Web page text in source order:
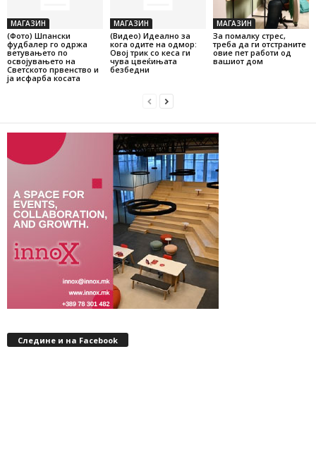
МАГАЗИН
(Фото) Шпански
фудбалер го одржа
ветувањето по
освојувањето на
Светското првенство и
ја исфарба косата
МАГАЗИН
(Видео) Идеално за
кога одите на одмор:
Овој трик со кеса ги
чува цвеќињата
безбедни
МАГАЗИН
За помалку стрес,
треба да ги отстраните
овие пет работи од
вашиот дом
Следине и на Facebook